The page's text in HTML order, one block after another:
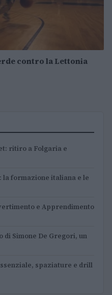
contro la Lettonia
ritiro a Folgaria e
la formazione italiana e le
e Apprendimento
di Simone De Gregori, un
spaziature e drill